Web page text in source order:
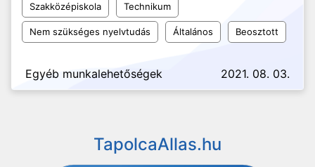
Szakközépiskola Technikum
Nem szükséges nyelvtudás Általános Beosztott
Egyéb munkalehetőségek 2021. 08. 03.
TapolcaAllas.hu